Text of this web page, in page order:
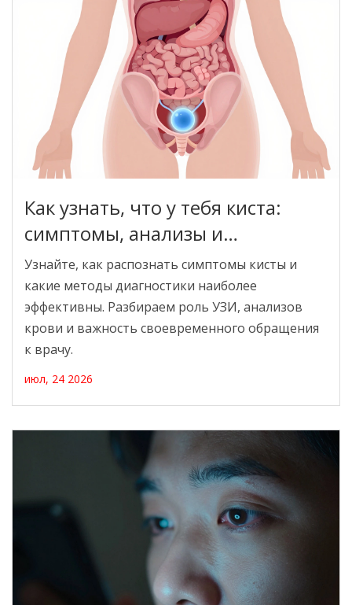
Как узнать, что у тебя киста:
симптомы, анализы и
диагностика
Узнайте, как распознать симптомы кисты и
какие методы диагностики наиболее
эффективны. Разбираем роль УЗИ, анализов
крови и важность своевременного обращения
к врачу.
июл, 24 2026